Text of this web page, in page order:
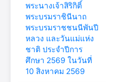
พระนางเจ้าสิริกิติ์
พระบรมราชินีนาถ
พระบรมราชชนนีพันปี
หลวง และวันแม่แห่ง
ชาติ ประจำปีการ
ศึกษา 2569 ในวันที่
10 สิงหาคม 2569